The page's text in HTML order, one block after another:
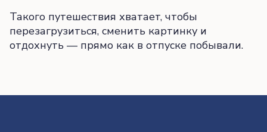
Такого путешествия хватает, чтобы
перезагрузиться, сменить картинку и
отдохнуть — прямо как в отпуске побывали.